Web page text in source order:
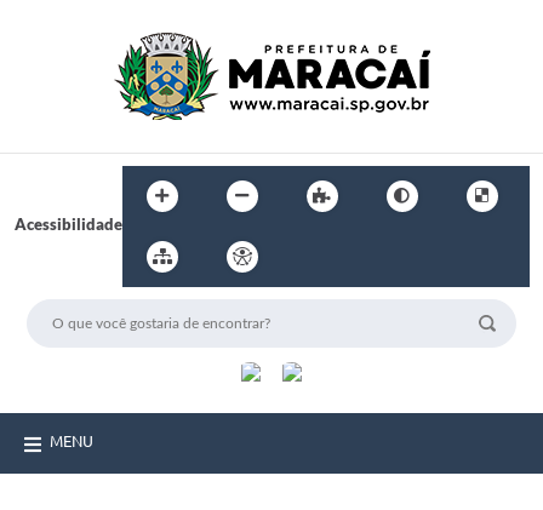
Acessibilidade
MENU